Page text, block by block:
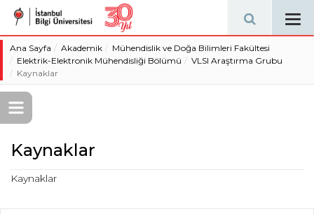
Ana Sayfa Akademik
Mühendislik ve Doğa Bilimleri Fakültesi
Elektrik-Elektronik Mühendisliği Bölümü
VLSI Araştırma Grubu
Kaynaklar
Kaynaklar
Kaynaklar